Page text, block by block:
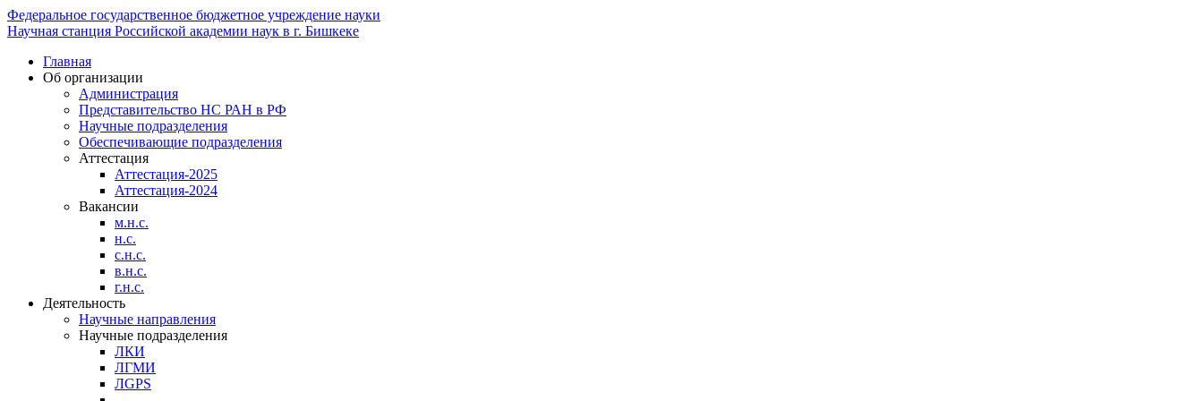
Федеральное государственное бюджетное учреждение науки
Научная станция Российской академии наук в г. Бишкеке
Главная
Об организации
Администрация
Представительство НС РАН в РФ
Научные подразделения
Обеспечивающие подразделения
Аттестация
Аттестация-2025
Аттестация-2024
Вакансии
м.н.с.
н.с.
с.н.с.
в.н.с.
г.н.с.
Деятельность
Научные направления
Научные подразделения
ЛКИ
ЛГМИ
ЛGPS